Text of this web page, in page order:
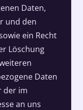
Daten,
und den
ein Recht
Löschung
Daten
der im
an uns